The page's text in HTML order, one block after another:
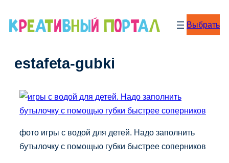
Выбрать
estafeta-gubki
фото игры с водой для детей. Надо заполнить
бутылочку с помощью губки быстрее соперников